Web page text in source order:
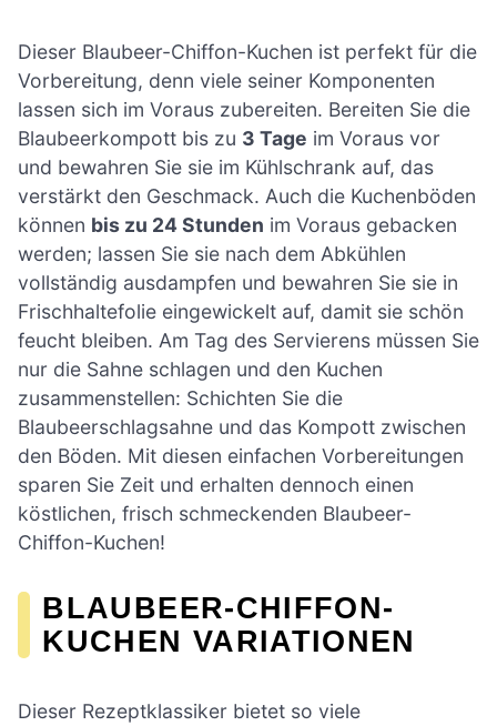
Dieser Blaubeer-Chiffon-Kuchen ist perfekt für die
Vorbereitung, denn viele seiner Komponenten
lassen sich im Voraus zubereiten. Bereiten Sie die
Blaubeerkompott bis zu 3 Tage im Voraus vor
und bewahren Sie sie im Kühlschrank auf, das
verstärkt den Geschmack. Auch die Kuchenböden
können bis zu 24 Stunden im Voraus gebacken
werden; lassen Sie sie nach dem Abkühlen
vollständig ausdampfen und bewahren Sie sie in
Frischhaltefolie eingewickelt auf, damit sie schön
feucht bleiben. Am Tag des Servierens müssen Sie
nur die Sahne schlagen und den Kuchen
zusammenstellen: Schichten Sie die
Blaubeerschlagsahne und das Kompott zwischen
den Böden. Mit diesen einfachen Vorbereitungen
sparen Sie Zeit und erhalten dennoch einen
köstlichen, frisch schmeckenden Blaubeer-
Chiffon-Kuchen!
BLAUBEER-CHIFFON-
KUCHEN VARIATIONEN
Dieser Rezeptklassiker bietet so viele